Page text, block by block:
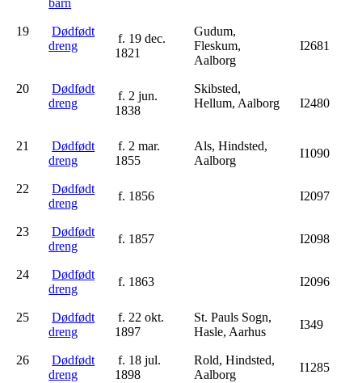
barn
19
Dødfødt
dreng
f. 19 dec.
1821
Gudum,
Fleskum,
Aalborg
I2681
20
Dødfødt
dreng
f. 2 jun.
1838
Skibsted,
Hellum, Aalborg
I2480
21
Dødfødt
dreng
f. 2 mar.
1855
Als, Hindsted,
Aalborg
I1090
22
Dødfødt
dreng
f. 1856 I2097
23
Dødfødt
dreng
f. 1857 I2098
24
Dødfødt
dreng
f. 1863 I2096
25
Dødfødt
dreng
f. 22 okt.
1897
St. Pauls Sogn,
Hasle, Aarhus
I349
26
Dødfødt
dreng
f. 18 jul.
1898
Rold, Hindsted,
Aalborg
I1285